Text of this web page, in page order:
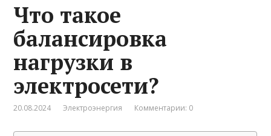
Что такое
балансировка
нагрузки в
электросети?
20.08.2024 Электроэнергия Комментарии: 0